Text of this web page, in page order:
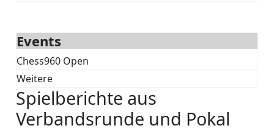
Events
Chess960 Open
Weitere
Spielberichte aus
Verbandsrunde und Pokal